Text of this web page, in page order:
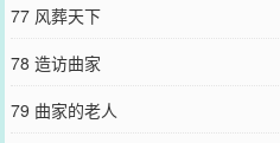
77 风葬天下
78 造访曲家
79 曲家的老人